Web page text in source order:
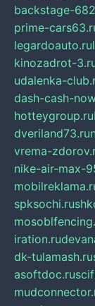
backstage-
prime-
legardoauto.ru
kinozadrot-
udalenka-
dash-cash-
hotteygroup.ru
dveriland73.ru
vrema-
nike-air-max-
spksochi.ru
iration.ru
dk-tulamash.ru
asoftdoc.ru